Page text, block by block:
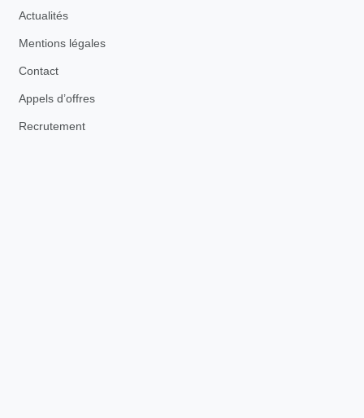
Actualités
Mentions légales
Contact
Appels d’offres
Recrutement